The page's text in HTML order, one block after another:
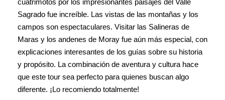
Sagrado fue increíble. Las vistas de las montañas y los
campos son espectaculares. Visitar las Salineras de
Maras y los andenes de Moray fue aún más especial, con
explicaciones interesantes de los guías sobre su historia
y propósito. La combinación de aventura y cultura hace
que este tour sea perfecto para quienes buscan algo
diferente. ¡Lo recomiendo totalmente!